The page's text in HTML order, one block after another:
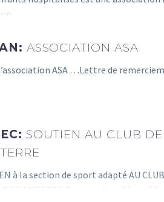
ASSOCIATION ASA
ASA …Lettre de
SOUTIEN AU CLUB DE
à la section de sport adapté AU
DE NANTERRE Remise d’un chèque à la